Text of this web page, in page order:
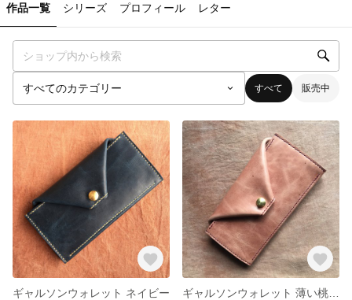
作品一覧 シリーズ プロフィール レター
すべて 販売中
ギャルソンウォレット ネイビー